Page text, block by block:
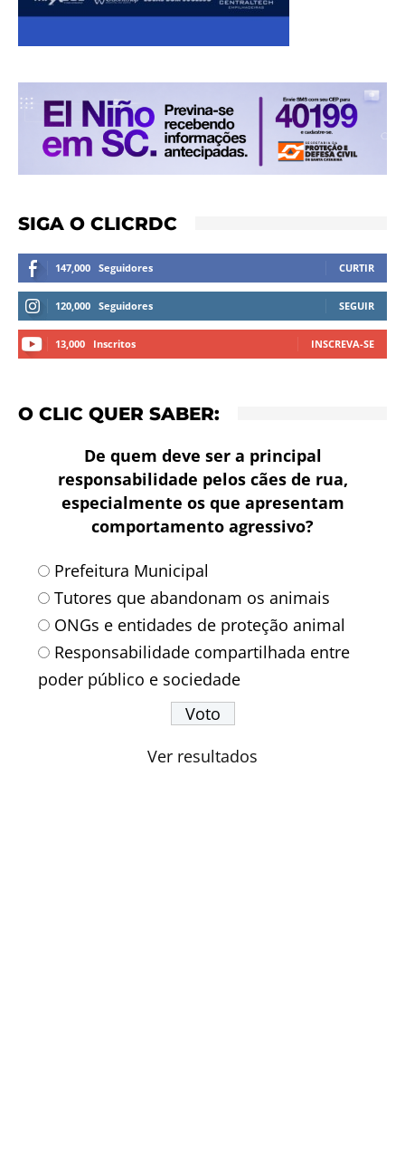
SIGA O CLICRDC
147,000 Seguidores CURTIR
120,000 Seguidores SEGUIR
13,000 Inscritos INSCREVA-SE
O CLIC QUER SABER:
De quem deve ser a principal
responsabilidade pelos cães de rua,
especialmente os que apresentam
comportamento agressivo?
Prefeitura Municipal
Tutores que abandonam os animais
ONGs e entidades de proteção animal
Responsabilidade compartilhada entre
poder público e sociedade
Ver resultados